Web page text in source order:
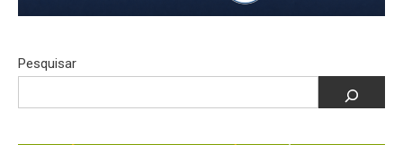
Pesquisar